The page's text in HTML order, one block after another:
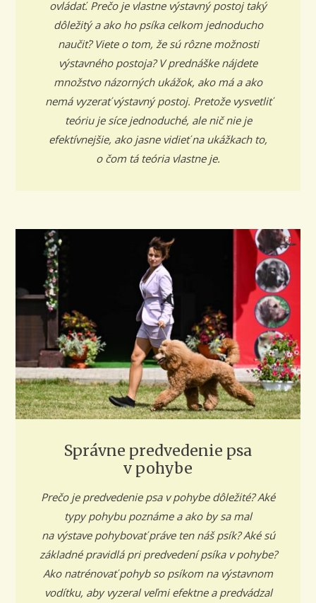
ovládať. Prečo je vlastne výstavný postoj taký
dôležitý a ako ho psíka celkom jednoducho
naučiť? Viete o tom, že sú rôzne možnosti
výstavného postoja? V prednáške nájdete
množstvo názorných ukážok, ako má a ako
nemá vyzerať výstavný postoj. Pretože vysvetliť
teóriu je síce jednoduché, ale nič nie je
efektívnejšie, ako jasne vidieť na ukážkach to,
o čom tá teória vlastne je.
Správne predvedenie psa
v pohybe
Prečo je predvedenie psa v pohybe dôležité? Aké
typy pohybu poznáme a ako by sa mal
na výstave pohybovať práve ten náš psík? Aké sú
základné pravidlá pri predvedení psíka v pohybe?
Ako natrénovať pohyb so psíkom na výstavnom
vodítku, aby vyzeral veľmi efektne a predvádzal